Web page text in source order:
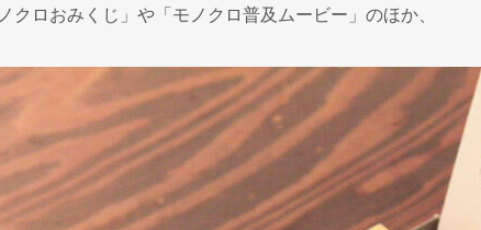
クロおみくじ」や「モノクロ普及ムービー」のほか、